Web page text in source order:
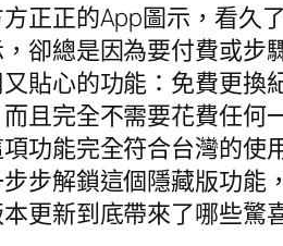
正正的App圖示，看久
卻總是因為要付費或
貼心的功能：免費更
且完全不需要花費任
功能完全符合台灣的
步解鎖這個隱藏版功
更新到底帶來了哪些驚